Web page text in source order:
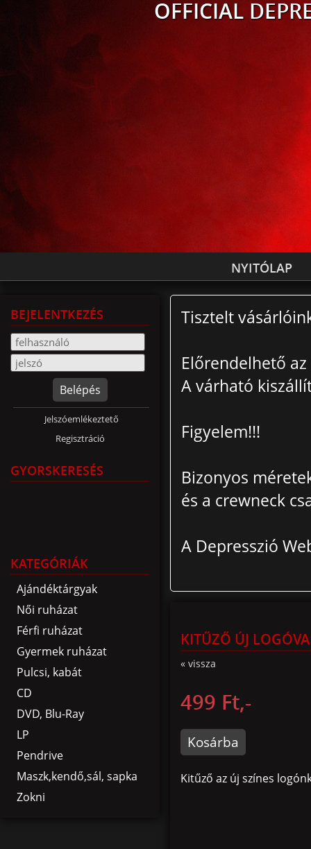
OFFICIAL
NYITÓLAP
BEJELENTKEZÉS
Belépés
Jelszóemlékeztető
Regisztráció
GYORSKERESÉS
KATEGÓRIÁK
Ajándéktárgyak
Női ruházat
Férfi ruházat
Gyermek ruházat
Pulcsi, kabát
CD
DVD, Blu-Ray
LP
Pendrive
Maszk,kendő,sál, sapka
Zokni
Tisztelt
Előrendelhető
A várható
Figyelem!!!
Bizonyos
és a crewneck
A Depresszió
KITŰZŐ ÚJ
« vissza
499 Ft,-
Kosárba
Kitűző az új színes